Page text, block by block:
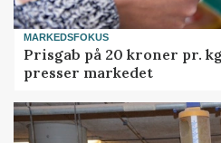
MARKEDSFOKUS
Prisgab på 20 kroner pr.
presser markedet